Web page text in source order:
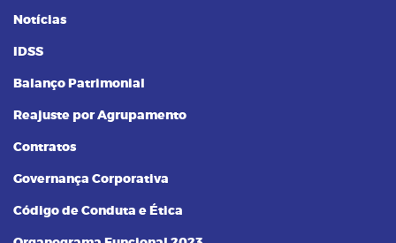
Notícias
IDSS
Balanço Patrimonial
Reajuste por Agrupamento
Contratos
Governança Corporativa
Código de Conduta e Ética